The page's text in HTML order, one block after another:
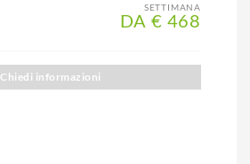
SETTIMANA
DA € 468
Chiedi informazioni